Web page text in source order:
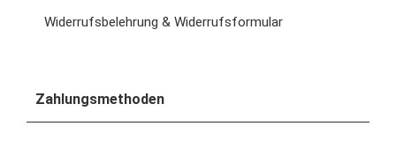
Widerrufsbelehrung & Widerrufsformular
Zahlungsmethoden